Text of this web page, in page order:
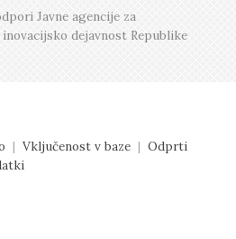
Javne agencije za
dejavnost Republike
| Vključenost v baze | Odprti